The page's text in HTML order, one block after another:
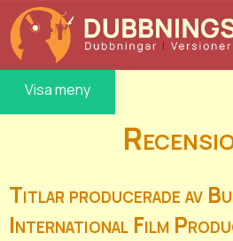
Visa meny
Titlar producerade av
International Film